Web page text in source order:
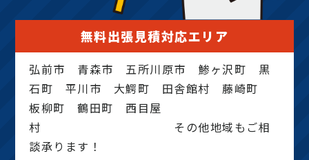
無料出張見積対応エリア
弘前市 青森市 五所川原市 鯵ヶ沢町 黒
石町 平川市 大鰐町 田舎館村 藤崎町
板柳町 鶴田町 西目屋
村 その他地域もご相
談承ります！